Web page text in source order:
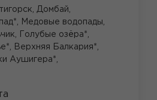
Домбай,
Медовые водопады,
Голубые озёра*,
Верхняя Балкария*,
Аушигера*,